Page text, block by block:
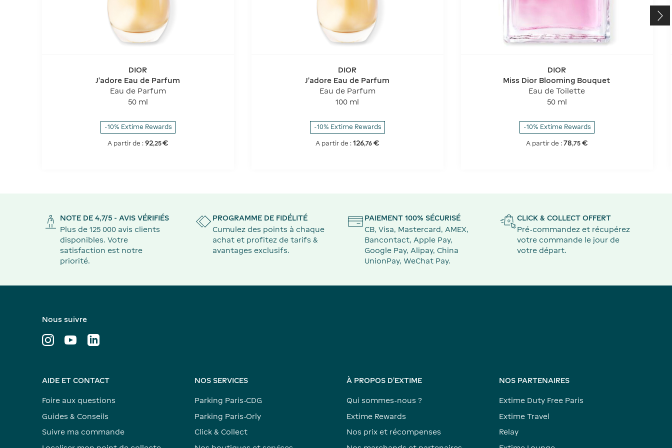
DIOR
J'adore Eau de Parfum
Eau de Parfum
50 ml
-10% Extime Rewards
A partir de : 92,25€
DIOR
J'adore Eau de Parfum
Eau de Parfum
100 ml
-10% Extime Rewards
A partir de :126,76 €
DIOR
Miss Dior Blooming Bouquet
Eau de Toilette
50 ml
-10% Extime Rewards
A partir de :78,75 €
NOTE DE 4,7/5 - AVIS VÉRIFIÉS
Plus de 125 000 avis clients
disponibles. Votre
satisfaction est notre
priorité.
PROGRAMME DE FIDÉLITÉ
Cumulez des points à chaque
achat et profitez de tarifs &
avantages exclusifs.
PAIEMENT 100% SÉCURISÉ
CB, Visa, Mastercard, AMEX,
Bancontact, Apple Pay,
Google Pay, Alipay, China
UnionPay, WeChat Pay.
CLICK & COLLECT OFFERT
Pré-commandez et récupérez
votre commande le jour de
votre départ.
Nous suivre
AIDE ET CONTACT
Foire aux questions
Guides & Conseils
Suivre ma commande
NOS SERVICES
Parking Paris-CDG
Parking Paris-Orly
Click & Collect
À PROPOS D'EXTIME
Qui sommes-nous ?
Extime Rewards
Nos prix et récompenses
NOS PARTENAIRES
Extime Duty Free Paris
Extime Travel
Relay